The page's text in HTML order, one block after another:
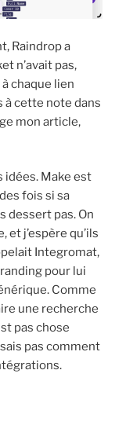
Raindrop a
n’avait pas,
chaque lien
à cette note dans
mon article,
idées. Make est
fois si sa
dessert pas. On
et j’espère qu’ils
Integromat,
pour lui
Comme
une recherche
pas chose
pas comment